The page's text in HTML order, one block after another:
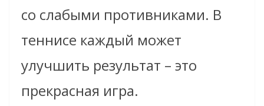
со слабыми противниками. В
теннисе каждый может
улучшить результат – это
прекрасная игра.